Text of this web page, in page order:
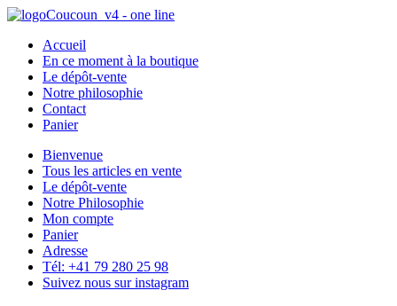
Accueil
En ce moment à la boutique
Le dépôt-vente
Notre philosophie
Contact
Panier
Bienvenue
Tous les articles en vente
Le dépôt-vente
Notre Philosophie
Mon compte
Panier
Adresse
Tél: +41 79 280 25 98
Suivez nous sur instagram